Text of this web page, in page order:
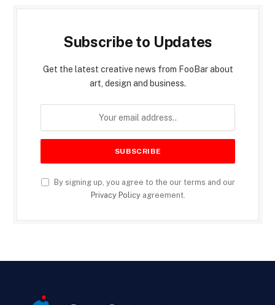
Subscribe to Updates
Get the latest creative news from FooBar about
art, design and business.
By signing up, you agree to the our terms and our
Privacy Policyagreement.